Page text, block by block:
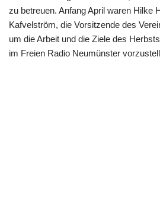
zu betreuen. Anfang April waren Hilke
Kafvelström, die Vorsitzende des
um die Arbeit und die Ziele des
im Freien Radio Neumünster